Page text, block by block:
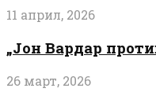
11 април, 2026
„Јон Вардар
26 март, 2026